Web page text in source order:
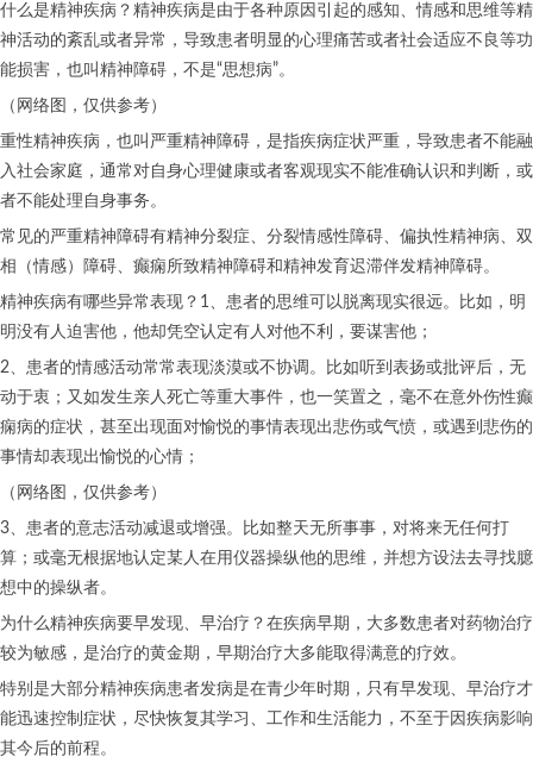
什么是精神疾病？精神疾病是由于各种原因引起的感知、情感和思维等精
神活动的紊乱或者异常，导致患者明显的心理痛苦或者社会适应不良等功
能损害，也叫精神障碍，不是“思想病”。
（网络图，仅供参考）
重性精神疾病，也叫严重精神障碍，是指疾病症状严重，导致患者不能融
入社会家庭，通常对自身心理健康或者客观现实不能准确认识和判断，或
者不能处理自身事务。
常见的严重精神障碍有精神分裂症、分裂情感性障碍、偏执性精神病、双
相（情感）障碍、癫痫所致精神障碍和精神发育迟滞伴发精神障碍。
精神疾病有哪些异常表现？1、患者的思维可以脱离现实很远。比如，明
明没有人迫害他，他却凭空认定有人对他不利，要谋害他；
2、患者的情感活动常常表现淡漠或不协调。比如听到表扬或批评后，无
动于衷；又如发生亲人死亡等重大事件，也一笑置之，毫不在意外伤性癫
痫病的症状，甚至出现面对愉悦的事情表现出悲伤或气愤，或遇到悲伤的
事情却表现出愉悦的心情；
（网络图，仅供参考）
3、患者的意志活动减退或增强。比如整天无所事事，对将来无任何打
算；或毫无根据地认定某人在用仪器操纵他的思维，并想方设法去寻找臆
想中的操纵者。
为什么精神疾病要早发现、早治疗？在疾病早期，大多数患者对药物治疗
较为敏感，是治疗的黄金期，早期治疗大多能取得满意的疗效。
特别是大部分精神疾病患者发病是在青少年时期，只有早发现、早治疗才
能迅速控制症状，尽快恢复其学习、工作和生活能力，不至于因疾病影响
其今后的前程。